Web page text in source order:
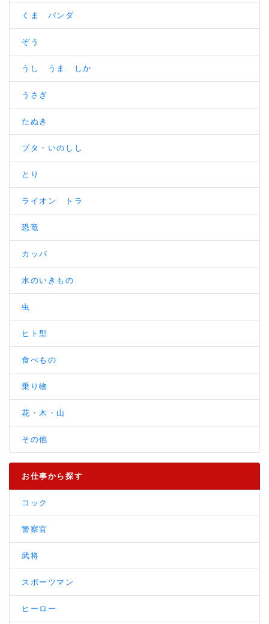
くま パンダ
ぞう
うし うま しか
うさぎ
たぬき
ブタ・いのしし
とり
ライオン トラ
恐竜
カッパ
水のいきもの
虫
ヒト型
食べもの
乗り物
花・木・山
その他
お仕事から探す
コック
警察官
武将
スポーツマン
ヒーロー